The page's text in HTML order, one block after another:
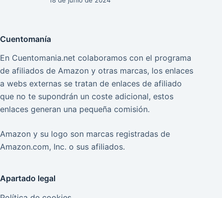
Cuentomanía
En Cuentomania.net colaboramos con el programa
de afiliados de Amazon y otras marcas, los enlaces
a webs externas se tratan de enlaces de afiliado
que no te supondrán un coste adicional, estos
enlaces generan una pequeña comisión.
Amazon y su logo son marcas registradas de
Amazon.com, Inc. o sus afiliados.
Apartado legal